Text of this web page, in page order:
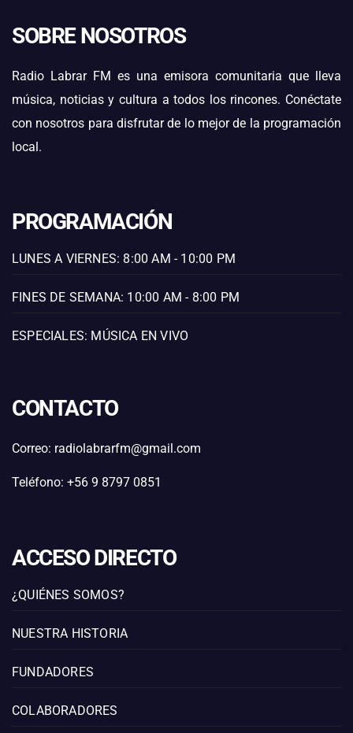
SOBRE NOSOTROS
Radio Labrar FM es una emisora comunitaria que lleva
música, noticias y cultura a todos los rincones. Conéctate
con nosotros para disfrutar de lo mejor de la programación
local.
PROGRAMACIÓN
LUNES A VIERNES: 8:00 AM - 10:00 PM
FINES DE SEMANA: 10:00 AM - 8:00 PM
ESPECIALES: MÚSICA EN VIVO
CONTACTO
Correo: radiolabrarfm@gmail.com
Teléfono: +56 9 8797 0851
ACCESO DIRECTO
¿QUIÉNES SOMOS?
NUESTRA HISTORIA
FUNDADORES
COLABORADORES